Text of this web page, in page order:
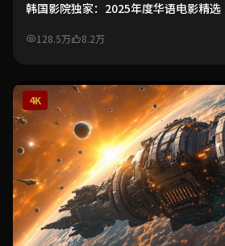
韩国影院独家：2025年度华语电影精选
128.5万 8.2万
4K